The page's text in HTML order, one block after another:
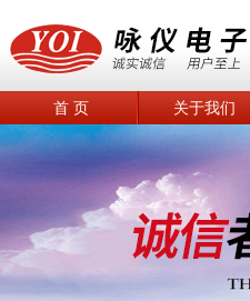
首 页 关于我们